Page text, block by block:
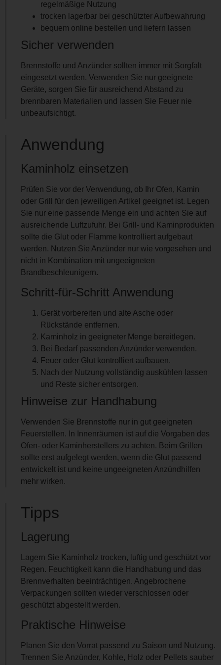
regelmäßige Nutzung
trocken lagerbar bei geschützter Aufbewahrung
bequem online bestellen und liefern lassen
Sicher verwenden
Brennstoffe und Anzünder sollten immer mit Sorgfalt
eingesetzt werden. Verwenden Sie nur geeignete
Geräte, sorgen Sie für ausreichend Abstand zu
brennbaren Materialien und lassen Sie Feuer nie
unbeaufsichtigt.
Anwendung
Kaminholz einsetzen
Prüfen Sie vor der Verwendung, ob Ihr Ofen, Kamin
oder Grill für den jeweiligen Artikel geeignet ist. Legen
Sie nur eine passende Menge ein und achten Sie auf
ausreichende Luftzufuhr. Bei Grill- und Kaminprodukten
sollte die Glut oder Flamme kontrolliert aufgebaut
werden. Nutzen Sie Anzünder nur wie vorgesehen und
nicht in Kombination mit ungeeigneten
Brandbeschleunigern.
Schritt-für-Schritt Anwendung
Gerät vorbereiten und alte Asche oder
Rückstände entfernen.
Kaminholz in geeigneter Menge bereitlegen.
Bei Bedarf passenden Anzünder verwenden.
Feuer oder Glut kontrolliert aufbauen.
Nach der Nutzung vollständig auskühlen lassen
und Reste sicher entsorgen.
Hinweise zur Handhabung
Verwenden Sie Brennstoffe nur in gut geeigneten
Feuerstellen. In Innenräumen ist auf die Vorgaben des
Ofen- oder Kaminherstellers zu achten. Beim Grillen
sollte erst aufgelegt werden, wenn die Glut passend
entwickelt ist und keine ungeeigneten Anzündhilfen
mehr wirken.
Tipps
Lagerung
Lagern Sie Kaminholz trocken, luftig und geschützt vor
Regen. Feuchtigkeit kann die Handhabung und das
Brennverhalten beeinträchtigen. Angebrochene
Verpackungen sollten wieder verschlossen oder
geschützt abgestellt werden.
Praktische Hinweise
Planen Sie den Vorrat passend zu Saison und Nutzung.
Trennen Sie Anzünder, Kohle, Holz oder Pellets sauber